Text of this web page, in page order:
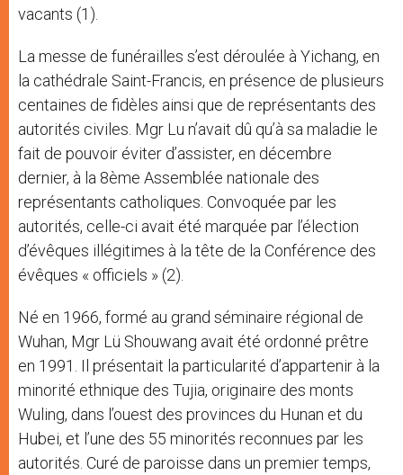
vacants (1).
La messe de funérailles s’est déroulée à Yichang, en
la cathédrale Saint-Francis, en présence de plusieurs
centaines de fidèles ainsi que de représentants des
autorités civiles. Mgr Lu n’avait dû qu’à sa maladie le
fait de pouvoir éviter d’assister, en décembre
dernier, à la 8ème Assemblée nationale des
représentants catholiques. Convoquée par les
autorités, celle-ci avait été marquée par l’élection
d’évêques illégitimes à la tête de la Conférence des
évêques « officiels » (2).
Né en 1966, formé au grand séminaire régional de
Wuhan, Mgr Lü Shouwang avait été ordonné prêtre
en 1991. Il présentait la particularité d’appartenir à la
minorité ethnique des Tujia, originaire des monts
Wuling, dans l’ouest des provinces du Hunan et du
Hubei, et l’une des 55 minorités reconnues par les
autorités. Curé de paroisse dans un premier temps,